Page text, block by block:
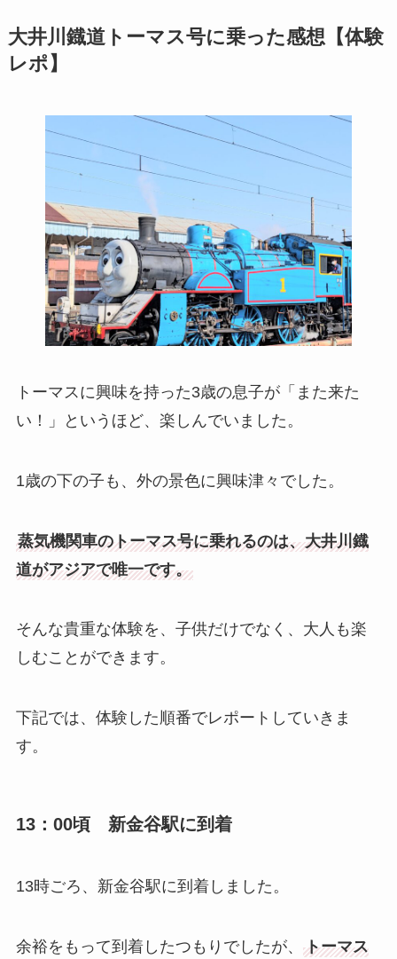
大井川鐡道トーマス号に乗った感想【体験
レポ】
トーマスに興味を持った3歳の息子が「また来た
い！」というほど、楽しんでいました。
1歳の下の子も、外の景色に興味津々でした。
蒸気機関車のトーマス号に乗れるのは、大井川鐡
道がアジアで唯一です。
そんな貴重な体験を、子供だけでなく、大人も楽
しむことができます。
下記では、体験した順番でレポートしていきま
す。
13：00頃 新金谷駅に到着
13時ごろ、新金谷駅に到着しました。
余裕をもって到着したつもりでしたが、 トーマス